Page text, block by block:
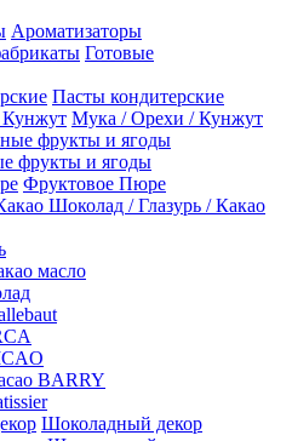
Ароматизаторы
Готовые
Пасты кондитерские
Мука / Орехи / Кунжут
фрукты и ягоды
Фруктовое Пюре
Шоколад / Глазурь / Какао
масло
BARRY
Шоколадный декор